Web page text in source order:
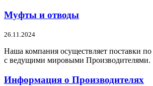
Муфты и отводы
26.11.2024
Наша компания осуществляет поставки
с ведущими мировыми Производителями.
Информация о Производителях